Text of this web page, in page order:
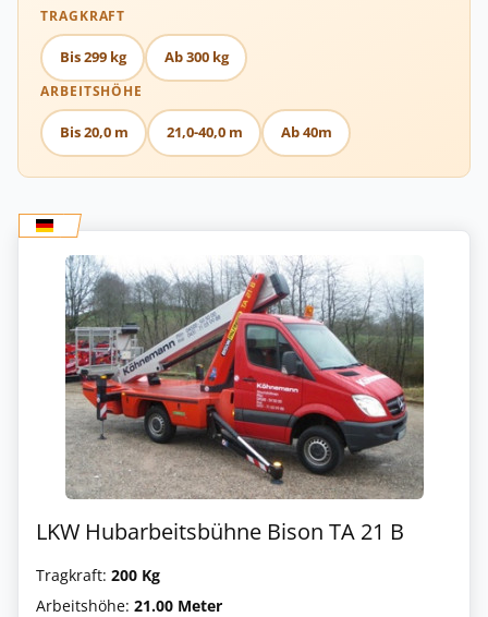
TRAGKRAFT
Bis 299 kg Ab 300 kg
ARBEITSHÖHE
Bis 20,0 m 21,0-40,0 m Ab 40m
LKW Hubarbeitsbühne Bison TA 21 B
Tragkraft: 200 Kg
Arbeitshöhe: 21.00 Meter